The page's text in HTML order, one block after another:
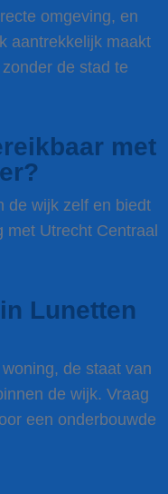
omgeving, en
aantrekkelijk maakt
de stad te
met
de wijk zelf en biedt
Utrecht Centraal
Lunetten
de staat van
de wijk. Vraag
een onderbouwde